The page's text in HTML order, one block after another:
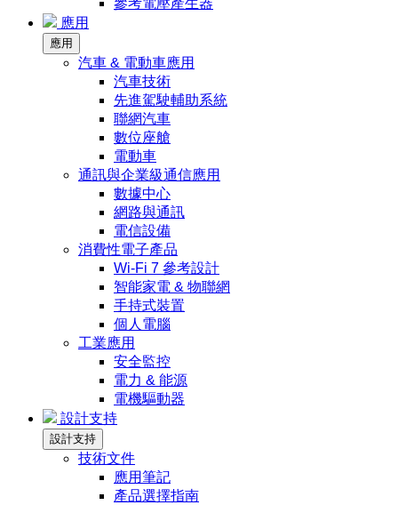
應用
應用
汽車 & 電動車應用
汽車技術
先進駕駛輔助系統
聯網汽車
數位座艙
電動車
通訊與企業級通信應用
數據中心
網路與通訊
電信設備
消費性電子產品
Wi-Fi 7 參考設計
智能家電 & 物聯網
手持式裝置
個人電腦
工業應用
安全監控
電力 & 能源
電機驅動器
設計支持
設計支持
技術文件
應用筆記
產品選擇指南